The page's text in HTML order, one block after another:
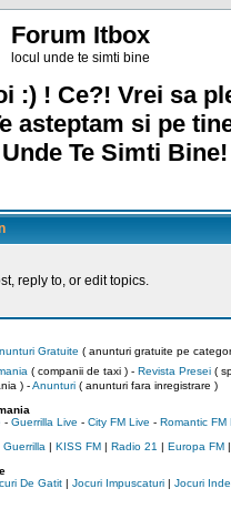
Forum Itbox
locul unde te simti bine
:) ! Ce?! Vrei sa
asteptam si pe
Te Simti Bine!
reply to, or edit topics.
Gratuite ( anunturi gratuite pe
( companii de taxi ) - Revista Presei(
)-Anunturi( anunturi fara inregistrare )
- Guerrilla Live - City FM Live - Romantic FM
Guerrilla | KISS FM| Radio 21 | Europa FM|
De Gatit| Jocuri Impuscaturi| Jocuri